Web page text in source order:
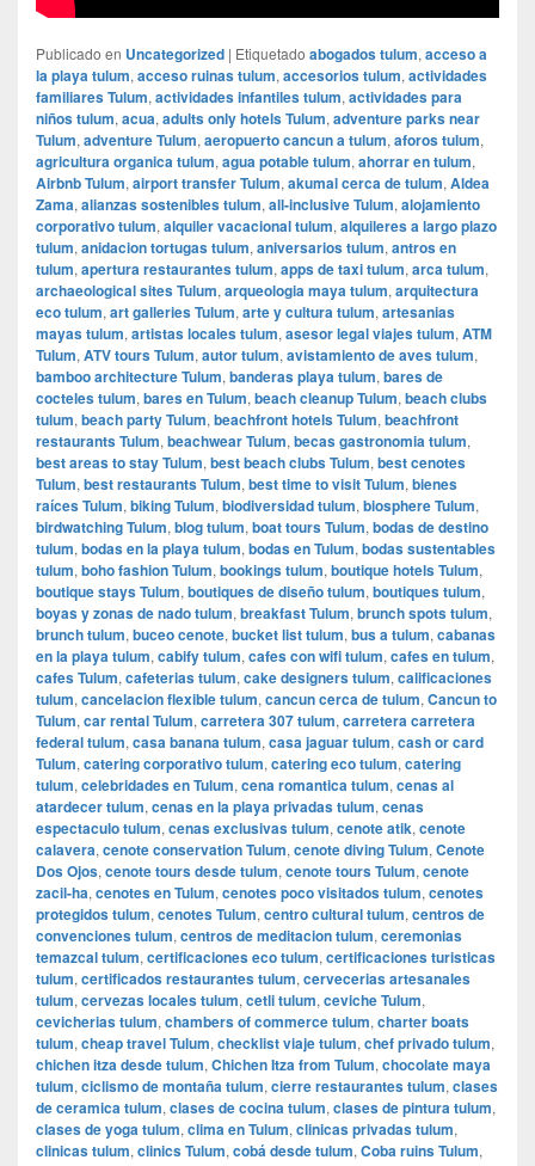
Publicado en Uncategorized | Etiquetado abogados tulum, acceso a
la playa tulum, acceso ruinas tulum, accesorios tulum, actividades
familiares Tulum, actividades infantiles tulum, actividades para
niños tulum, acua, adults only hotels Tulum, adventure parks near
Tulum, adventure Tulum, aeropuerto cancun a tulum, aforos tulum,
agricultura organica tulum, agua potable tulum, ahorrar en tulum,
Airbnb Tulum, airport transfer Tulum, akumal cerca de tulum, Aldea
Zama, alianzas sostenibles tulum, all-inclusive Tulum, alojamiento
corporativo tulum, alquiler vacacional tulum, alquileres a largo plazo
tulum, anidacion tortugas tulum, aniversarios tulum, antros en
tulum, apertura restaurantes tulum, apps de taxi tulum, arca tulum,
archaeological sites Tulum, arqueologia maya tulum, arquitectura
eco tulum, art galleries Tulum, arte y cultura tulum, artesanias
mayas tulum, artistas locales tulum, asesor legal viajes tulum, ATM
Tulum, ATV tours Tulum, autor tulum, avistamiento de aves tulum,
bamboo architecture Tulum, banderas playa tulum, bares de
cocteles tulum, bares en Tulum, beach cleanup Tulum, beach clubs
tulum, beach party Tulum, beachfront hotels Tulum, beachfront
restaurants Tulum, beachwear Tulum, becas gastronomia tulum,
best areas to stay Tulum, best beach clubs Tulum, best cenotes
Tulum, best restaurants Tulum, best time to visit Tulum, bienes
raíces Tulum, biking Tulum, biodiversidad tulum, biosphere Tulum,
birdwatching Tulum, blog tulum, boat tours Tulum, bodas de destino
tulum, bodas en la playa tulum, bodas en Tulum, bodas sustentables
tulum, boho fashion Tulum, bookings tulum, boutique hotels Tulum,
boutique stays Tulum, boutiques de diseño tulum, boutiques tulum,
boyas y zonas de nado tulum, breakfast Tulum, brunch spots tulum,
brunch tulum, buceo cenote, bucket list tulum, bus a tulum, cabanas
en la playa tulum, cabify tulum, cafes con wifi tulum, cafes en tulum,
cafes Tulum, cafeterias tulum, cake designers tulum, calificaciones
tulum, cancelacion flexible tulum, cancun cerca de tulum, Cancun to
Tulum, car rental Tulum, carretera 307 tulum, carretera carretera
federal tulum, casa banana tulum, casa jaguar tulum, cash or card
Tulum, catering corporativo tulum, catering eco tulum, catering
tulum, celebridades en Tulum, cena romantica tulum, cenas al
atardecer tulum, cenas en la playa privadas tulum, cenas
espectaculo tulum, cenas exclusivas tulum, cenote atik, cenote
calavera, cenote conservation Tulum, cenote diving Tulum, Cenote
Dos Ojos, cenote tours desde tulum, cenote tours Tulum, cenote
zacil-ha, cenotes en Tulum, cenotes poco visitados tulum, cenotes
protegidos tulum, cenotes Tulum, centro cultural tulum, centros de
convenciones tulum, centros de meditacion tulum, ceremonias
temazcal tulum, certificaciones eco tulum, certificaciones turisticas
tulum, certificados restaurantes tulum, cervecerias artesanales
tulum, cervezas locales tulum, cetli tulum, ceviche Tulum,
cevicherias tulum, chambers of commerce tulum, charter boats
tulum, cheap travel Tulum, checklist viaje tulum, chef privado tulum,
chichen itza desde tulum, Chichen Itza from Tulum, chocolate maya
tulum, ciclismo de montaña tulum, cierre restaurantes tulum, clases
de ceramica tulum, clases de cocina tulum, clases de pintura tulum,
clases de yoga tulum, clima en Tulum, clinicas privadas tulum,
clinicas tulum, clinics Tulum, cobá desde tulum, Coba ruins Tulum,